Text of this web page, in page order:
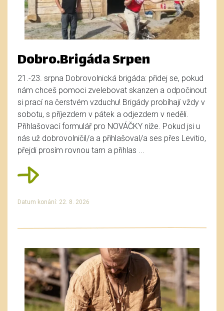
Dobro.Brigáda Srpen
21.-23. srpna Dobrovolnická brigáda: přidej se, pokud
nám chceš pomoci zvelebovat skanzen a odpočinout
si prací na čerstvém vzduchu! Brigády probíhají vždy v
sobotu, s příjezdem v pátek a odjezdem v neděli.
Přihlašovací formulář pro NOVÁČKY níže. Pokud jsi u
nás už dobrovolničil/a a přihlašoval/a ses přes Levitio,
přejdi prosím rovnou tam a přihlas ...
Datum konání: 22. 8. 2026